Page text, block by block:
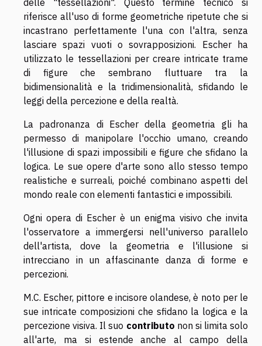
riferisce all'uso di forme geometriche ripetute che si
incastrano perfettamente l'una con l'altra, senza
lasciare spazi vuoti o sovrapposizioni. Escher ha
utilizzato le tessellazioni per creare intricate trame
di figure che sembrano fluttuare tra la
bidimensionalità e la tridimensionalità, sfidando le
leggi della percezione e della realtà.
La padronanza di Escher della geometria gli ha
permesso di manipolare l'occhio umano, creando
l'illusione di spazi impossibili e figure che sfidano la
logica. Le sue opere d'arte sono allo stesso tempo
realistiche e surreali, poiché combinano aspetti del
mondo reale con elementi fantastici e impossibili.
Ogni opera di Escher è un enigma visivo che invita
l'osservatore a immergersi nell'universo parallelo
dell'artista, dove la geometria e l'illusione si
intrecciano in un affascinante danza di forme e
percezioni.
M.C. Escher, pittore e incisore olandese, è noto per le
sue intricate composizioni che sfidano la logica e la
percezione visiva. Il suo contributo non si limita solo
all'arte, ma si estende anche al campo della